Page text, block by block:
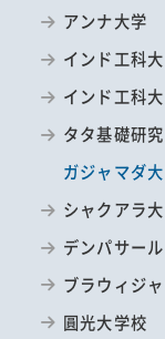
アンナ大学
インド工科
インド工科
タタ基礎研
ガジャマダ
シャクアラ
デンパサー
ブラウィジ
圓光大学校